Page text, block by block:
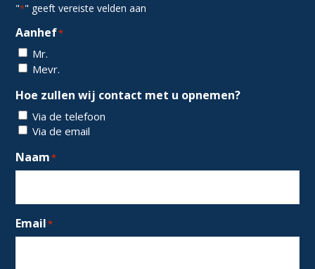
"*" geeft vereiste velden aan
Aanhef*
Mr.
Mevr.
Hoe zullen wij contact met u opnemen?
Via de telefoon
Via de email
Naam*
Email*